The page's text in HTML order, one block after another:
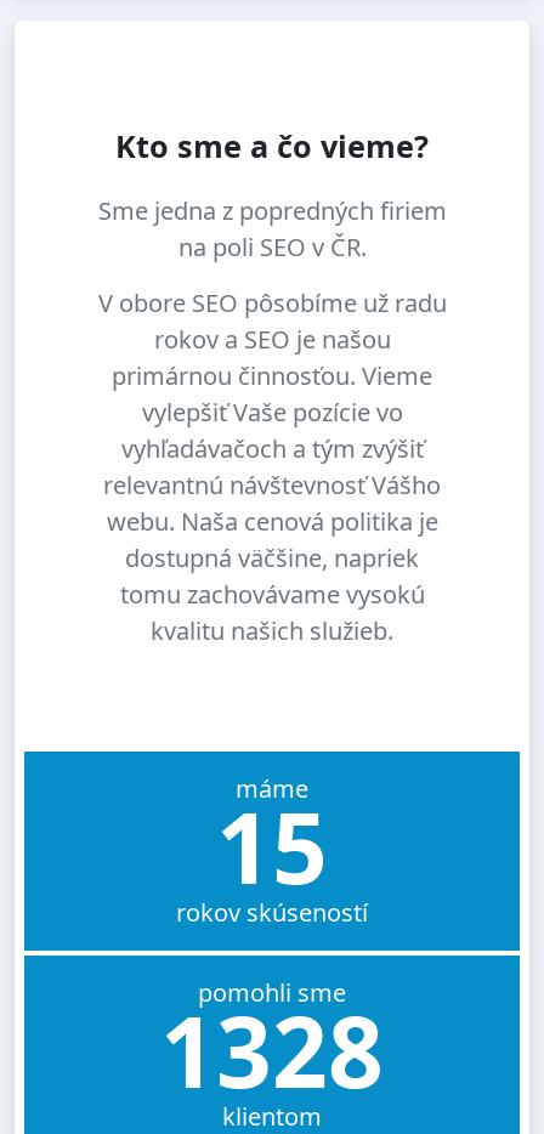
Kto sme a čo vieme?
Sme jedna z popredných firiem
na poli SEO v ČR.
V obore SEO pôsobíme už radu
rokov a SEO je našou
primárnou činnosťou. Vieme
vylepšiť Vaše pozície vo
vyhľadávačoch a tým zvýšiť
relevantnú návštevnosť Vášho
webu. Naša cenová politika je
dostupná väčšine, napriek
tomu zachovávame vysokú
kvalitu našich služieb.
máme
15
rokov skúseností
pomohli sme
1328
klientom